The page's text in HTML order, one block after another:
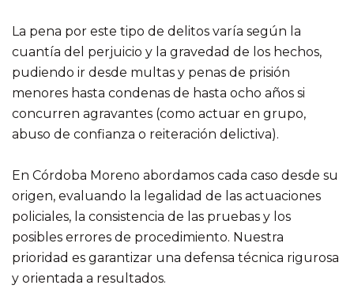
La pena por este tipo de delitos varía según la
cuantía del perjuicio y la gravedad de los hechos,
pudiendo ir desde multas y penas de prisión
menores hasta condenas de hasta ocho años si
concurren agravantes (como actuar en grupo,
abuso de confianza o reiteración delictiva).
En Córdoba Moreno abordamos cada caso desde su
origen, evaluando la legalidad de las actuaciones
policiales, la consistencia de las pruebas y los
posibles errores de procedimiento. Nuestra
prioridad es garantizar una defensa técnica rigurosa
y orientada a resultados.